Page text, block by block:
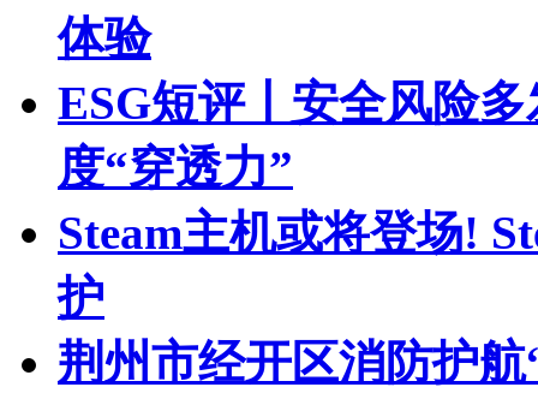
体验
ESG短评丨安全风险
度“穿透力”
Steam主机或将登场!
护
荆州市经开区消防护